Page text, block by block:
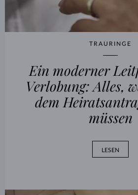
TRAURINGE
Ein moderner
Verlobung: Alles,
dem
müssen
LESEN